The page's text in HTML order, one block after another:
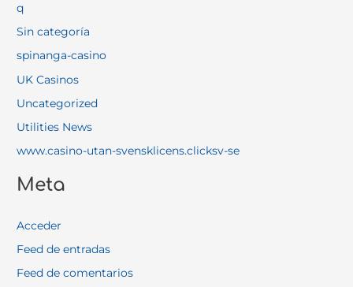
q
Sin categoría
spinanga-casino
UK Casinos
Uncategorized
Utilities News
www.casino-utan-svensklicens.clicksv-se
Meta
Acceder
Feed de entradas
Feed de comentarios